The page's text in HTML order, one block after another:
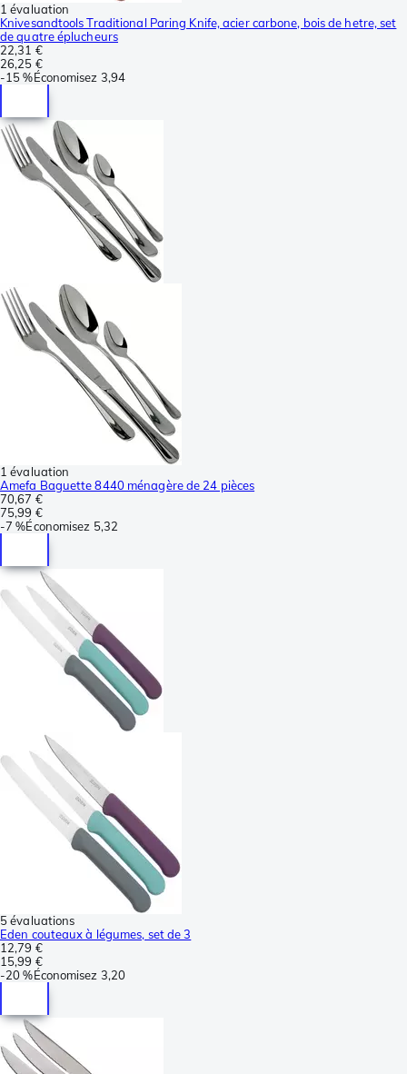
1 évaluation
Knivesandtools Traditional Paring Knife, acier carbone, bois de hetre, set
de quatre éplucheurs
22,31 €
26,25 €
-15 %Économisez 3,94
1 évaluation
Amefa Baguette 8440 ménagère de 24 pièces
70,67 €
75,99 €
-7 %Économisez 5,32
5 évaluations
Eden couteaux à légumes, set de 3
12,79 €
15,99 €
-20 %Économisez 3,20